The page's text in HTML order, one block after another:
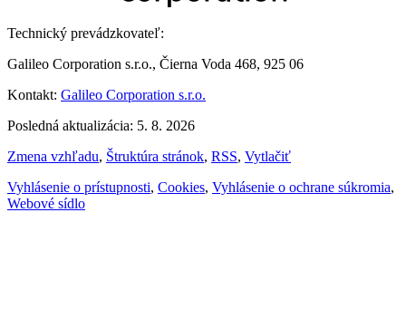
Technický prevádzkovateľ:
Galileo Corporation s.r.o., Čierna Voda 468, 925 06
Kontakt: Galileo Corporation s.r.o.
Posledná aktualizácia: 5. 8. 2026
Zmena vzhľadu, Štruktúra stránok, RSS, Vytlačiť
Vyhlásenie o prístupnosti, Cookies, Vyhlásenie o ochrane súkromia,
Webové sídlo